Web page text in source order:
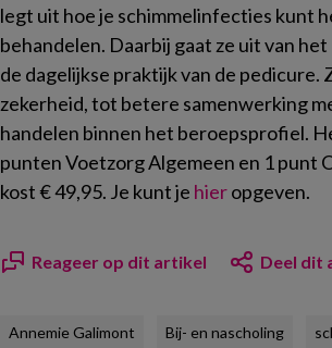
legt uit hoe je schimmelinfecties kunt
behandelen. Daarbij gaat ze uit van
de dagelijkse praktijk van de pedicure.
zekerheid, tot betere samenwerking
handelen binnen het beroepsprofiel.
punten Voetzorg Algemeen en 1 punt
kost € 49,95. Je kunt je hieropgeven.
Reageer op dit artikel Deel dit
Annemie Galimont Bij- en nascholing